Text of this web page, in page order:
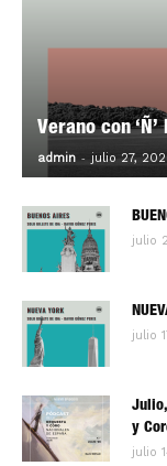
Verano con ‘Ñ’
admin - julio 27,
julio
julio
y
julio